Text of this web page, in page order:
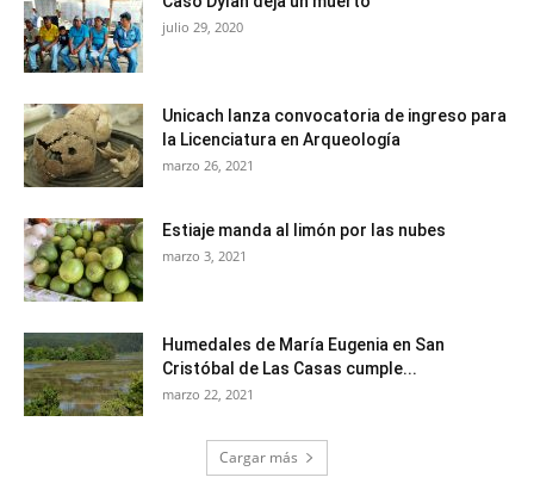
julio 29, 2020
Unicach lanza convocatoria de ingreso para
la Licenciatura en Arqueología
marzo 26, 2021
Estiaje manda al limón por las nubes
marzo 3, 2021
Humedales de María Eugenia en San
Cristóbal de Las Casas cumple...
marzo 22, 2021
Cargar más